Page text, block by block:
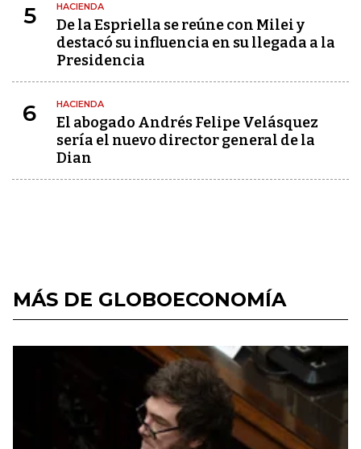
5 HACIENDA
De la Espriella se reúne con Milei y
destacó su influencia en su llegada a la
Presidencia
6 HACIENDA
El abogado Andrés Felipe Velásquez
sería el nuevo director general de la
Dian
MÁS DE GLOBOECONOMÍA